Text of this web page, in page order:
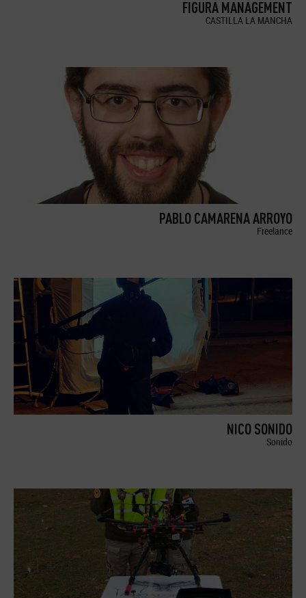
FIGURA MANAGEMENT
CASTILLA LA MANCHA
PABLO CAMARENA ARROYO
Freelance
NICO SONIDO
Sonido